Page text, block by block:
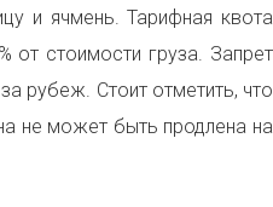
и ячмень. Тарифная квота
от стоимости груза. Запрет
рубеж. Стоит отметить, что
не может быть продлена на